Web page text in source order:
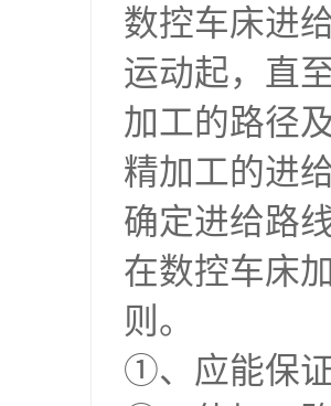
数控车床进
运动起，直
加工的路径
精加工的进
确定进给路
在数控车床
则。
①、应能保